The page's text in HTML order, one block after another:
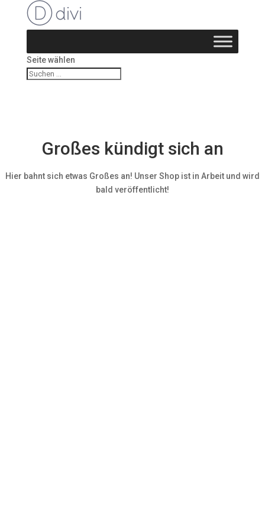
Seite wählen
Großes kündigt sich an
Hier bahnt sich etwas Großes an! Unser Shop ist in Arbeit und wird
bald veröffentlicht!